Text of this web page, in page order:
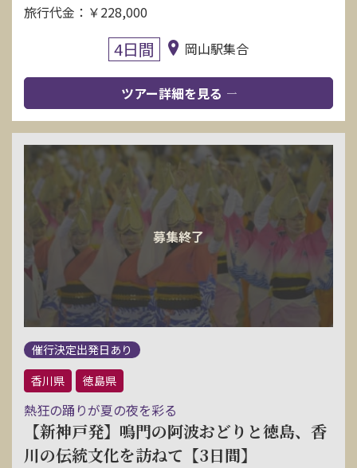
旅行代金：￥228,000
4日間 岡山駅集合
ツアー詳細を見る
催行決定出発日あり
香川県
徳島県
熱狂の踊りが夏の夜を彩る
【新神戸発】鳴門の阿波おどりと徳島、香
川の伝統文化を訪ねて【3日間】